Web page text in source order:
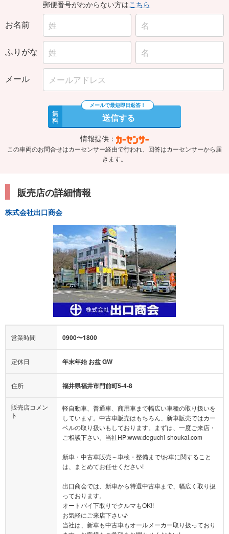
郵便番号がわからない方はこちら
お名前
ふりがな
メール
無
料 送信する
情報提供：
この車両のお問合せはカーセンサー経由で行われ、回答はカーセンサーから届
きます。
販売店の詳細情報
株式会社出口商会
営業時間 0900〜1800
定休日 年末年始 お盆 GW
住所 福井県福井市門前町5-4-8
販売店コメン
ト
軽自動車、普通車、商用車まで幅広い車種の取り扱いを
しています。中古車販売はもちろん、新車販売ではカー
ベルの取り扱いもしております。まずは、一度ご来店・
ご相談下さい。当社HP:www.deguchi-shoukai.com
新車・中古車販売～車検・整備まで!お車に関すること
は、まとめてお任せください!
出口商会では、新車から特選中古車まで、幅広く取り扱
っております。
オートバイ下取りでクルマもOK!!
お気軽にご来店下さい♪
当社は、新車も中古車もオールメーカー取り扱っており